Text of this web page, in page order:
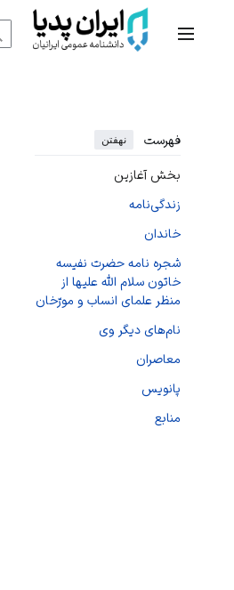
منوی اصلی
فهرست نهفتن
بخش آغازین
زندگی‌نامه
خاندان
شجره نامه حضرت نفیسه
خاتون سلام اللّه علیها از
منظر علمای انساب و مورّخان
نام‌های دیگر وی
معاصران
پانویس
منابع